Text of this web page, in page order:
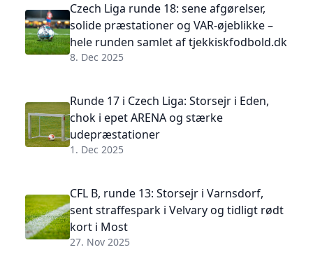
Czech Liga runde 18: sene afgørelser,
solide præstationer og VAR-øjeblikke –
hele runden samlet af tjekkiskfodbold.dk
8. Dec 2025
Runde 17 i Czech Liga: Storsejr i Eden,
chok i epet ARENA og stærke
udepræstationer
1. Dec 2025
CFL B, runde 13: Storsejr i Varnsdorf,
sent straffespark i Velvary og tidligt rødt
kort i Most
27. Nov 2025